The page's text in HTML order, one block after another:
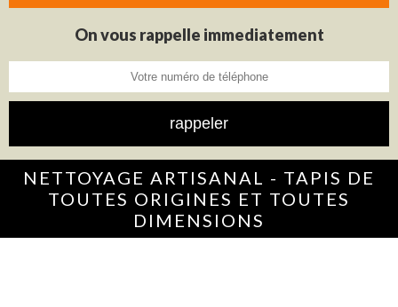
On vous rappelle immediatement
NETTOYAGE ARTISANAL - TAPIS DE
TOUTES ORIGINES ET TOUTES
DIMENSIONS